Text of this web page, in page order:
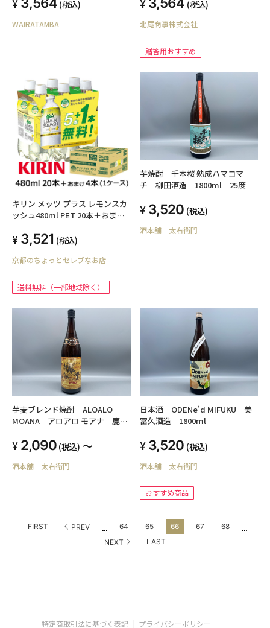
(税込)
WAIRATAMBA
(税込)
北尾商事株式会社
贈答用おすすめ
キリン メッツ プラス レモンスカ
ッシュ480ml PET 20本＋おまけ4
食品 Mets LEMON SQUASH
44304
3,521 (税込)
京都のちょっとセレブなお店
送料無料（一部地域除く）
芋焼酎 千本桜 熟成ハマコマ
チ 柳田酒造 1800ml 25度
3,520 (税込)
酒本舗 太右衛門
芋麦ブレンド焼酎 ALOALO
MOANA アロアロ モアナ 鹿児
2,090 (税込) ～
酒本舗 太右衛門
日本酒 ODENe’d MIFUKU 美
冨久酒造 1800ml
3,520 (税込)
酒本舗 太右衛門
おすすめ商品
FIRST PREV ... 64 65 66 67 68 ...
NEXT LAST
特定商取引法に基づく表記 プライバシーポリシー